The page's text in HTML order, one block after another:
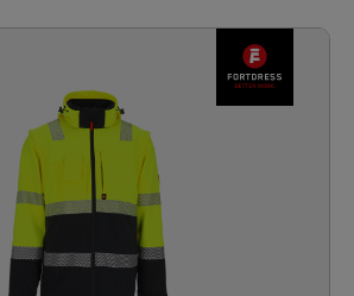
fermées par des rabats · poches
sur la jambe droite · poches genoux
insérables · fermetures
résistance à l'avant et à l'extérieur
éclair sur les jambes avec
de durabilité.